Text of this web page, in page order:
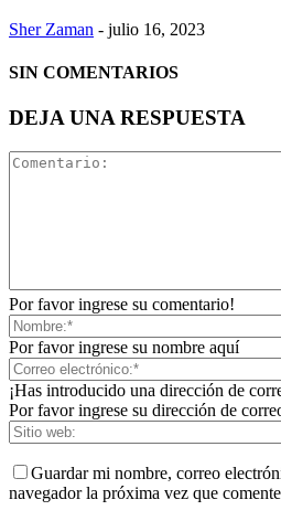
Sher Zaman - julio 16, 2023
SIN COMENTARIOS
DEJA UNA RESPUESTA
Por favor ingrese su comentario!
Por favor ingrese su nombre aquí
¡Has introducido una dirección de
Por favor ingrese su dirección de
Guardar mi nombre, correo
navegador la próxima vez que